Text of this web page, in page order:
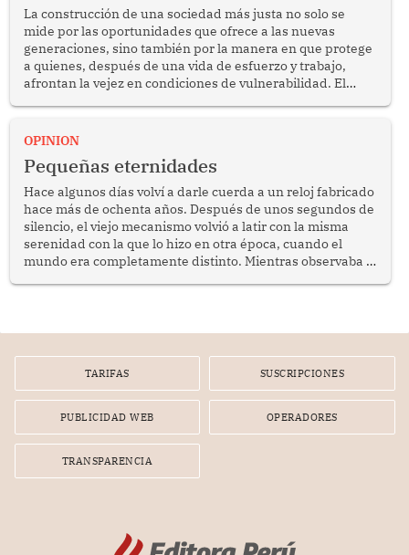
La construcción de una sociedad más justa no solo se
mide por las oportunidades que ofrece a las nuevas
generaciones, sino también por la manera en que protege
a quienes, después de una vida de esfuerzo y trabajo,
afrontan la vejez en condiciones de vulnerabilidad. El
bimestrales el subsidio que reciben los beneficiarios del
reflexionar sobre la importancia de fortalecer las políticas
públicas dirigidas a los adultos mayores en pobreza.
OPINION
Pequeñas eternidades
Hace algunos días volví a darle cuerda a un reloj fabricado
hace más de ochenta años. Después de unos segundos de
silencio, el viejo mecanismo volvió a latir con la misma
serenidad con la que lo hizo en otra época, cuando el
mundo era completamente distinto. Mientras observaba el
TARIFAS SUSCRIPCIONES
PUBLICIDAD WEB OPERADORES
TRANSPARENCIA